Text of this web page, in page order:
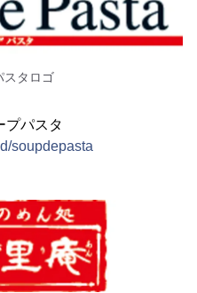
スタロゴ
プパスタ
soupdepasta